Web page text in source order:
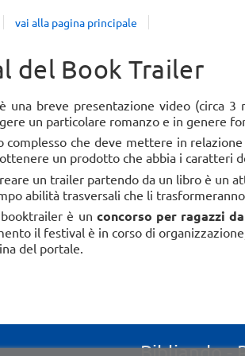
vai alla pagina principale
del Book Trailer
una breve presentazione video (circa
un particolare romanzo e in genere
complesso che deve mettere in
un prodotto che abbia i caratteri
un trailer partendo da un libro è un
abilità trasversali che li
è un concorso per ragazzi
il festival è in corso di
del portale.